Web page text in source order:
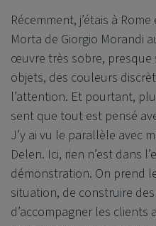
Récemment, j’étais à
Morta de Giorgio Morandi
œuvre très sobre, presque
objets, des couleurs
l’attention. Et pourtant,
sent que tout est pensé
J’y ai vu le parallèle avec
Delen. Ici, rien n’est dans
démonstration. On prend
situation, de construire
d’accompagner les clients